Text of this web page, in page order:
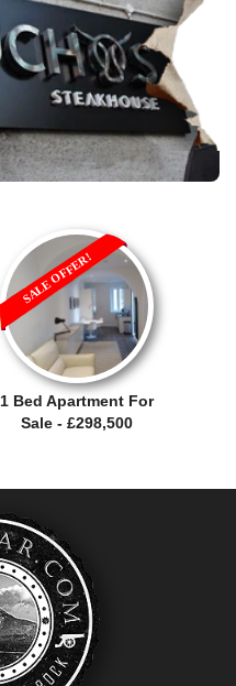
1 Bed Apartment For
Sale - £298,500
SALE OFFER!